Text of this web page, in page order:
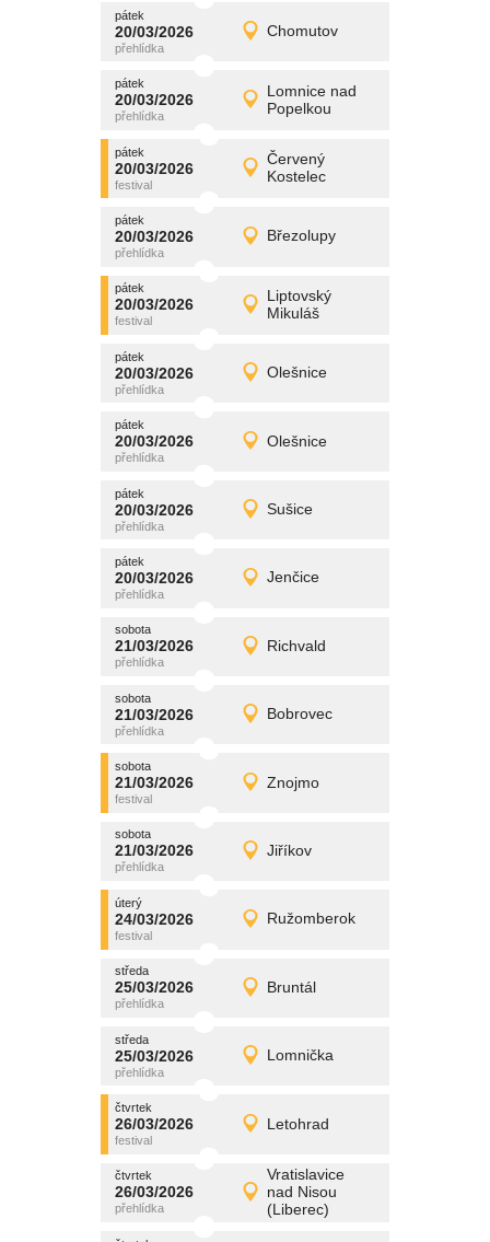
pátek
20/03/2026 Chomutov
pátek
20/03/2026 Detail
promítání
pátek
20/03/2026
Lomnice nad
Popelkou
pátek
20/03/2026 Detail
promítání
pátek
20/03/2026
Červený
Kostelec
pátek
20/03/2026 Detail
promítání
pátek
20/03/2026 Březolupy
pátek
20/03/2026 Detail
promítání
pátek
20/03/2026
Liptovský
Mikuláš
pátek
20/03/2026 Detail
promítání
pátek
20/03/2026 Olešnice
pátek
20/03/2026 Detail
promítání
pátek
20/03/2026 Olešnice
pátek
20/03/2026 Detail
promítání
pátek
20/03/2026 Sušice
pátek
20/03/2026 Detail
promítání
pátek
20/03/2026 Jenčice
pátek
20/03/2026 Detail
promítání
sobota
21/03/2026 Richvald
sobota
21/03/2026 Detail
promítání
sobota
21/03/2026 Bobrovec
sobota
21/03/2026 Detail
promítání
sobota
21/03/2026 Znojmo
sobota
21/03/2026 Detail
promítání
sobota
21/03/2026 Jiříkov
sobota
21/03/2026 Detail
promítání
úterý
24/03/2026 Ružomberok
úterý
24/03/2026 Detail
promítání
středa
25/03/2026 Bruntál
středa
25/03/2026 Detail
promítání
středa
25/03/2026 Lomnička
středa
25/03/2026 Detail
promítání
čtvrtek
26/03/2026 Letohrad
čtvrtek
26/03/2026 Detail
promítání
čtvrtek
26/03/2026
Vratislavice
nad Nisou
(Liberec)
čtvrtek
26/03/2026 Detail
promítání